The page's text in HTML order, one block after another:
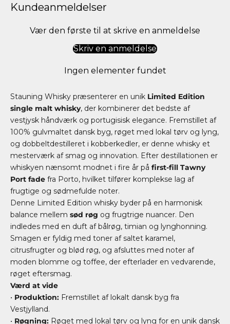
Kundeanmeldelser
Vær den første til at skrive en anmeldelse
Skriv en anmeldelse
Ingen elementer fundet
Stauning Whisky præsenterer en unik Limited Edition
single malt whisky, der kombinerer det bedste af
vestjysk håndværk og portugisisk elegance. Fremstillet af
100% gulvmaltet dansk byg, røget med lokal tørv og lyng,
og dobbeltdestilleret i kobberkedler, er denne whisky et
mesterværk af smag og innovation. Efter destillationen er
whiskyen nænsomt modnet i fire år på first-fill Tawny
Port fade fra Porto, hvilket tilfører komplekse lag af
frugtige og sødmefulde noter.
Denne Limited Edition whisky byder på en harmonisk
balance mellem sød røg og frugtrige nuancer. Den
indledes med en duft af bålrøg, timian og lynghonning.
Smagen er fyldig med toner af saltet karamel,
citrusfrugter og blød røg, og afsluttes med noter af
moden blomme og toffee, der efterlader en vedvarende,
røget eftersmag.
Værd at vide
• Produktion: Fremstillet af lokalt dansk byg fra
Vestjylland.
• Røgning: Røget med lokal tørv og lyng for en unik dansk